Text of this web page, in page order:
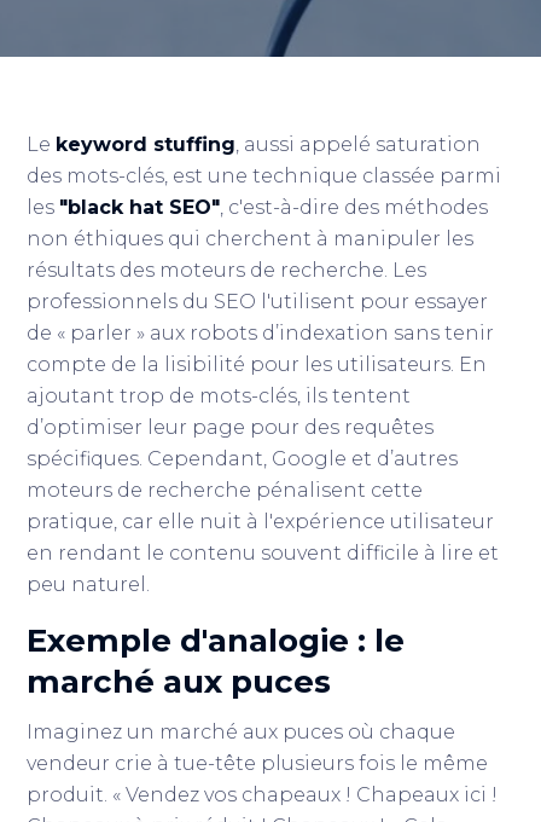
Le keyword stuffing, aussi appelé saturation
des mots-clés, est une technique classée parmi
les "black hat SEO", c'est-à-dire des méthodes
non éthiques qui cherchent à manipuler les
résultats des moteurs de recherche. Les
professionnels du SEO l'utilisent pour essayer
de « parler » aux robots d’indexation sans tenir
compte de la lisibilité pour les utilisateurs. En
ajoutant trop de mots-clés, ils tentent
d’optimiser leur page pour des requêtes
spécifiques. Cependant, Google et d’autres
moteurs de recherche pénalisent cette
pratique, car elle nuit à l'expérience utilisateur
en rendant le contenu souvent difficile à lire et
peu naturel.
Exemple d'analogie : le
marché aux puces
Imaginez un marché aux puces où chaque
vendeur crie à tue-tête plusieurs fois le même
produit. « Vendez vos chapeaux ! Chapeaux ici !